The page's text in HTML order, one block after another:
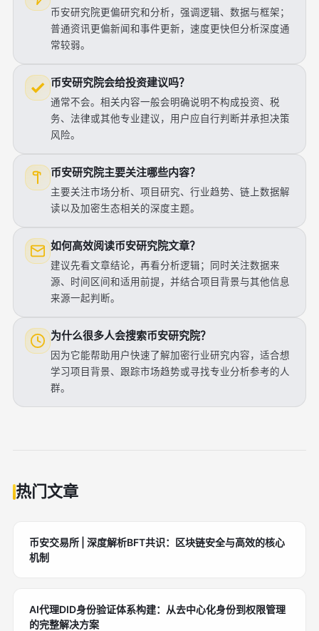
币安研究院更偏研究和分析，强调逻辑、数据与框架；
普通资讯更偏新闻和事件更新，速度更快但分析深度通
常较弱。
币安研究院会给投资建议吗？
通常不会。相关内容一般会明确说明不构成投资、税
务、法律或其他专业建议，用户应自行判断并承担决策
风险。
币安研究院主要关注哪些内容？
主要关注市场分析、项目研究、行业趋势、链上数据解
读以及加密生态相关的深度主题。
如何高效阅读币安研究院文章？
建议先看文章结论，再看分析逻辑；同时关注数据来
源、时间区间和适用前提，并结合项目背景与其他信息
来源一起判断。
为什么很多人会搜索币安研究院？
因为它能帮助用户快速了解加密行业研究内容，适合想
学习项目背景、跟踪市场趋势或寻找专业分析参考的人
群。
热门文章
币安交易所 | 深度解析BFT共识：区块链安全与高效的核心
机制
AI代理DID身份验证体系构建：从去中心化身份到权限管理
的完整解决方案